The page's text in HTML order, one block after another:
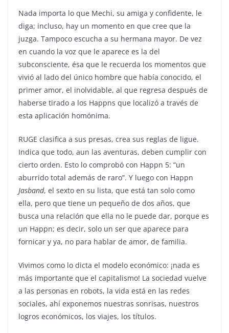
Nada importa lo que Mechi, su amiga y confidente, le
diga; incluso, hay un momento en que cree que la
juzga. Tampoco escucha a su hermana mayor. De vez
en cuando la voz que le aparece es la del
subconsciente, ésa que le recuerda los momentos que
vivió al lado del único hombre que había conocido, el
primer amor, el inolvidable, al que regresa después de
haberse tirado a los Happns que localizó a través de
esta aplicación homónima.
RUGE clasifica a sus presas, crea sus reglas de ligue.
Indica que todo, aun las aventuras, deben cumplir con
cierto orden. Esto lo comprobó con Happn 5: “un
aburrido total además de raro”. Y luego con Happn
Jasband, el sexto en su lista, que está tan solo como
ella, pero que tiene un pequeño de dos años, que
busca una relación que ella no le puede dar, porque es
un Happn; es decir, solo un ser que aparece para
fornicar y ya, no para hablar de amor, de familia.
Vivimos como lo dicta el modelo económico: ¡nada es
más importante que el capitalismo! La sociedad vuelve
a las personas en robots, la vida está en las redes
sociales, ahí exponemos nuestras sonrisas, nuestros
logros económicos, los viajes, los títulos.